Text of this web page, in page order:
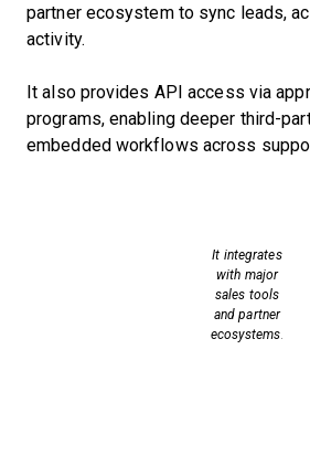
partner ecosystem to sync leads,
activity.
It also provides API access via
programs, enabling deeper third-
embedded workflows across
It integrates
with major
sales tools
and partner
ecosystems.